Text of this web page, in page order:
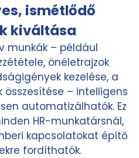
ismétlődő
kiváltása
munkák – például
önéletrajzok
kezelése, a
– intelligens
automatizálhatók. Ez
HR-munkatársnál,
kapcsolatokat építő
fordíthatók.